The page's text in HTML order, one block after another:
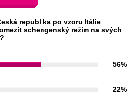
republika po vzoru Itálie
schengenský režim na svých
56%
22%